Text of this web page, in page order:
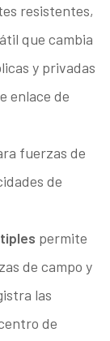
resistentes,
que cambia
y privadas
enlace de
fuerzas de
de
permite
de campo y
las
de